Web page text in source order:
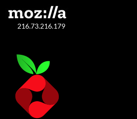
216.73.216.179